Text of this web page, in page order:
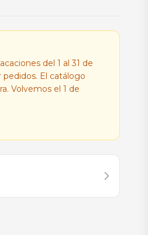
del 1 al 31 de
El catálogo
Volvemos el 1 de